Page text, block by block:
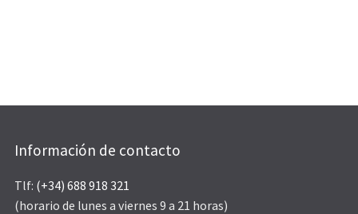
Información de contacto
Tlf: (+34) 688 918 321
(horario de lunes a viernes 9 a 21 horas)